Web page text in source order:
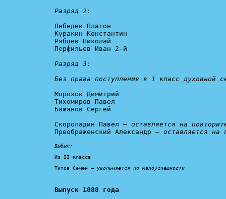
Разряд 2:
Лебедев Платон
Куракин Константин
Рябцев Николай
Перфильев Иван 2-й
Разряд 3:
Без права поступления в 1 класс духовной
Морозов Димитрий
Тихомиров Павел
Бажанов Сергей
Скороладин Павел – оставляется на
Преображенский Александр – оставляется на
Выбыл:
Из II класса
Титов Семен – увольняется по малоуспешности
Выпуск 1888 года